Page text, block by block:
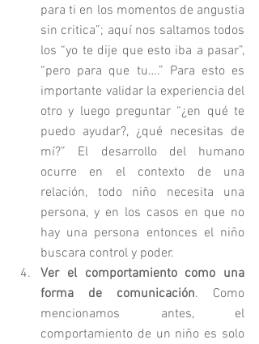
para ti en los momentos de angustia
sin critica”; aquí nos saltamos todos
los “yo te dije que esto iba a pasar”,
“pero para que tu….” Para esto es
importante validar la experiencia del
otro y luego preguntar “¿en qué te
puedo ayudar?, ¿qué necesitas de
mí?” El desarrollo del humano
ocurre en el contexto de una
relación, todo niño necesita una
persona, y en los casos en que no
hay una persona entonces el niño
buscara control y poder.
Ver el comportamiento como una
forma de comunicación. Como
mencionamos antes, el
comportamiento de un niño es solo